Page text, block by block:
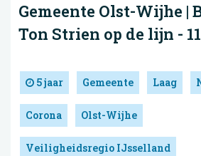
Gemeente Olst-Wijhe |
Ton Strien op de lijn - 11
5 jaar Gemeente Laag
Corona Olst-Wijhe
Veiligheidsregio IJsselland